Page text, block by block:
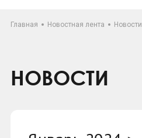
Главная Новостная лента Новости
НОВОСТИ